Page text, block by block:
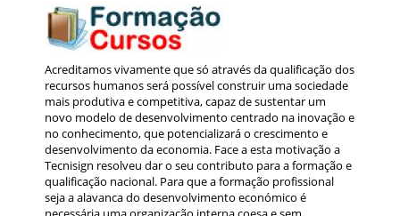
Acreditamos vivamente que só através da qualificação dos
recursos humanos será possível construir uma sociedade
mais produtiva e competitiva, capaz de sustentar um
novo modelo de desenvolvimento centrado na inovação e
no conhecimento, que potencializará o crescimento e
desenvolvimento da economia. Face a esta motivação a
Tecnisign resolveu dar o seu contributo para a formação e
qualificação nacional. Para que a formação profissional
seja a alavanca do desenvolvimento económico é